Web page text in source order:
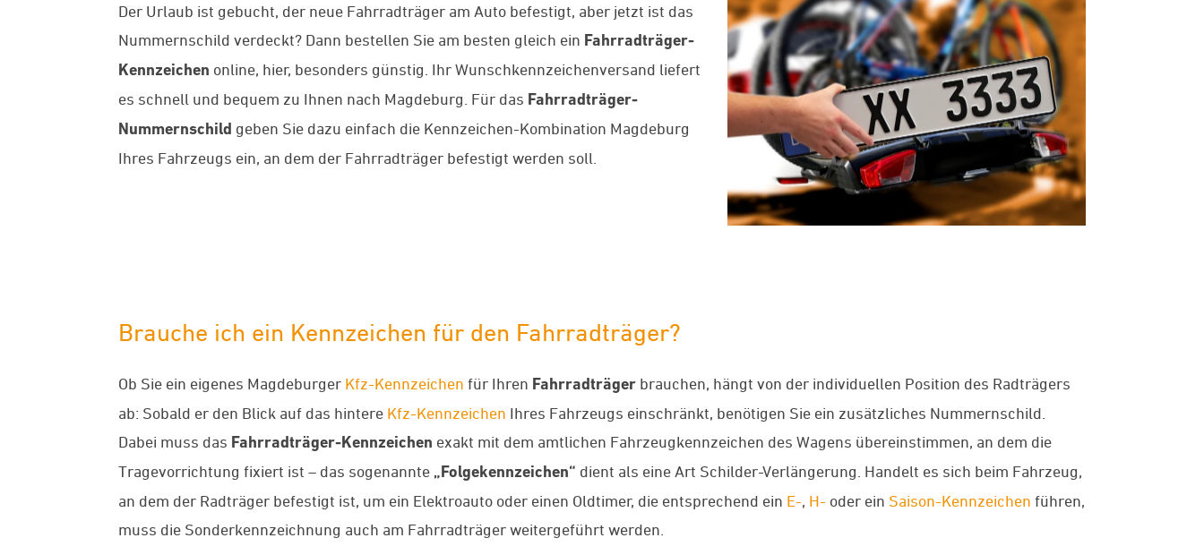
Der Urlaub ist gebucht, der neue Fahrradträger am Auto befestigt, aber jetzt ist das
Nummernschild verdeckt? Dann bestellen Sie am besten gleich ein Fahrradträger-
Kennzeichen online, hier, besonders günstig. Ihr Wunschkennzeichenversand liefert
es schnell und bequem zu Ihnen nach Magdeburg. Für das Fahrradträger-
Nummernschild geben Sie dazu einfach die Kennzeichen-Kombination Magdeburg
Ihres Fahrzeugs ein, an dem der Fahrradträger befestigt werden soll.
Brauche ich ein Kennzeichen für den Fahrradträger?
Ob Sie ein eigenes Magdeburger Kfz-Kennzeichen für Ihren Fahrradträger brauchen, hängt von der individuellen Position des Radträgers
ab: Sobald er den Blick auf das hintere Kfz-Kennzeichen Ihres Fahrzeugs einschränkt, benötigen Sie ein zusätzliches Nummernschild.
Dabei muss das Fahrradträger-Kennzeichen exakt mit dem amtlichen Fahrzeugkennzeichen des Wagens übereinstimmen, an dem die
Tragevorrichtung fixiert ist – das sogenannte „Folgekennzeichen“ dient als eine Art Schilder-Verlängerung. Handelt es sich beim Fahrzeug,
an dem der Radträger befestigt ist, um ein Elektroauto oder einen Oldtimer, die entsprechend ein E- H- oder ein Saison-Kennzeichen führen,
muss die Sonderkennzeichnung auch am Fahrradträger weitergeführt werden.